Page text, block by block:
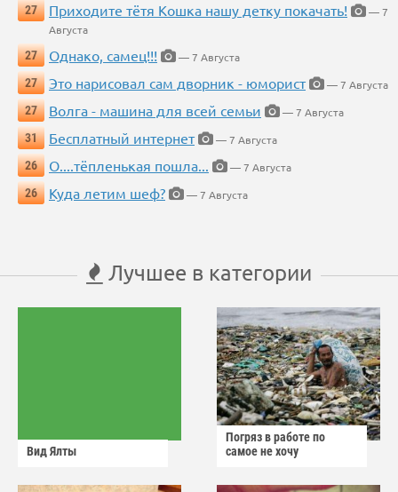
27
Приходите тётя Кошка нашу детку покачать!
— 7
Августа
27
Однако, самец!!!
— 7 Августа
27
Это нарисовал сам дворник - юморист
— 7 Августа
27
Волга - машина для всей семьи
— 7 Августа
31
Бесплатный интернет
— 7 Августа
26
О....тёпленькая пошла...
— 7 Августа
26
Куда летим шеф? — 7 Августа
Лучшее в категории
Вид Ялты
Погряз в работе по
самое не хочу